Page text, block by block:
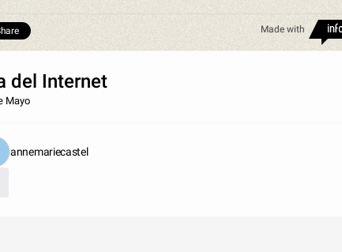
Made with
del Internet
Mayo
annemariecastel